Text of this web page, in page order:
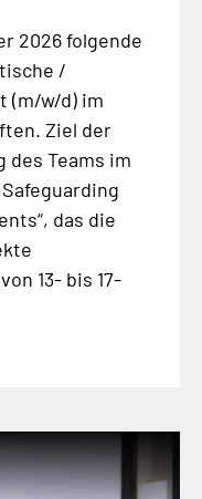
2026 folgende
/
(m/w/d) im
Ziel der
Teams im
das die
13- bis 17-